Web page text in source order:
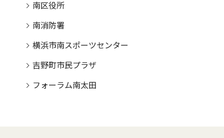
南区役所
南消防署
横浜市南スポーツセンター
吉野町市民プラザ
フォーラム南太田